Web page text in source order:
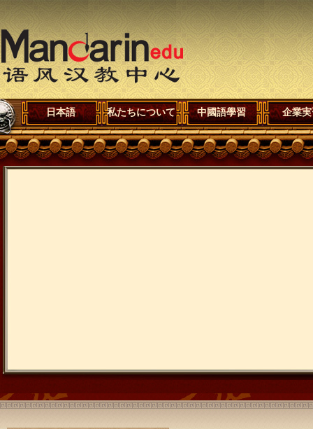
日本語 私たちについて 中國語學習 企業